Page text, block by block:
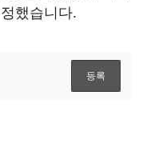
했습니다.